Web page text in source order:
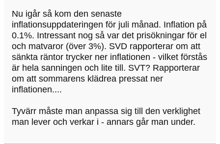
Nu igår så kom den senaste
inflationsuppdateringen för juli månad. Inflation på
0.1%. Intressant nog så var det prisökningar för el
och matvaror (över 3%). SVD rapporterar om att
sänkta räntor trycker ner inflationen - vilket förstås
är hela sanningen och lite till. SVT? Rapporterar
om att sommarens klädrea pressat ner
inflationen....
Tyvärr måste man anpassa sig till den verklighet
man lever och verkar i - annars går man under.